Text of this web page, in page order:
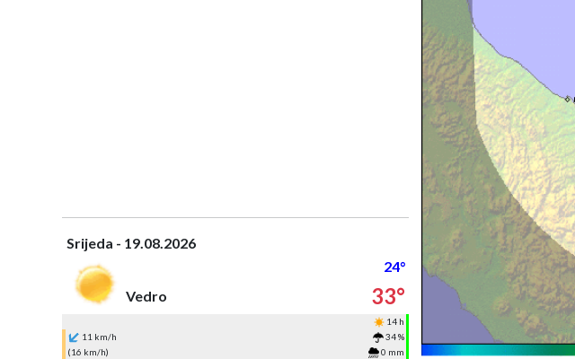
Srijeda - 19.08.2026
24°
Vedro
33°
14 h
11 km/h
34 %
(16 km/h)
0 mm